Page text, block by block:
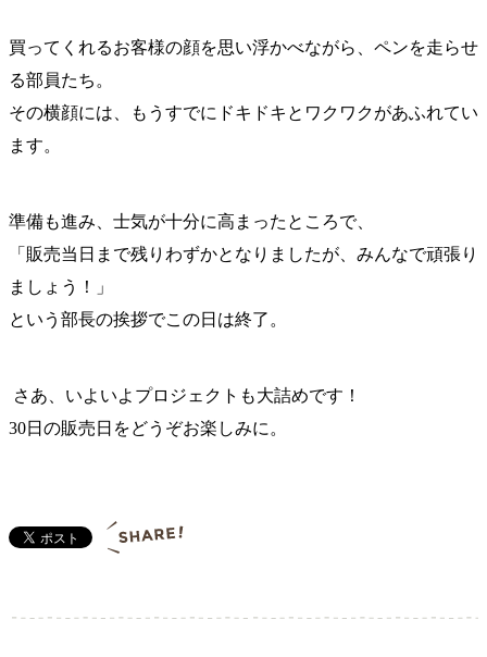
買ってくれるお客様の顔を思い浮かべながら、ペンを走らせ
る部員たち。
その横顔には、もうすでにドキドキとワクワクがあふれてい
ます。
準備も進み、士気が十分に高まったところで、
「販売当日まで残りわずかとなりましたが、みんなで頑張り
ましょう！」
という部長の挨拶でこの日は終了。
さあ、いよいよプロジェクトも大詰めです！
30日の販売日をどうぞお楽しみに。